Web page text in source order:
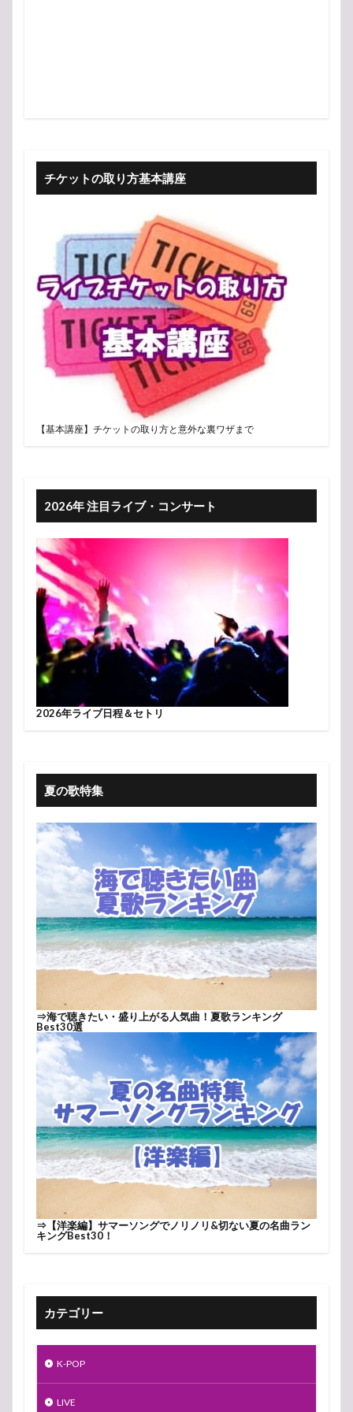
チケットの取り方基本講座
【基本講座】チケットの取り方と意外な裏ワザまで
2026年 注目ライブ・コンサート
2026年ライブ日程＆セトリ
夏の歌特集
⇒海で聴きたい・盛り上がる人気曲！夏歌ランキング
Best30選
⇒ 【洋楽編】サマーソングでノリノリ&切ない夏の名曲ラン
キングBest30！
カテゴリー
K-POP
LIVE